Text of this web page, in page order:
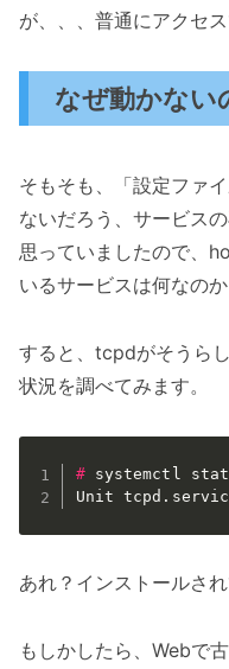
が、、、普通にアクセ
なぜ動かない
そもそも、「設定ファ
ないだろう、サービス
思っていましたので、
いるサービスは何なの
すると、tcpdがそうら
状況を調べてみます。
#
systemctl
Unit
あれ？インストールされ
もしかしたら、Webで